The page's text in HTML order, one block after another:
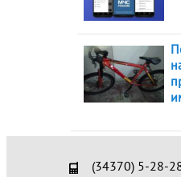
(34370) 5-28-